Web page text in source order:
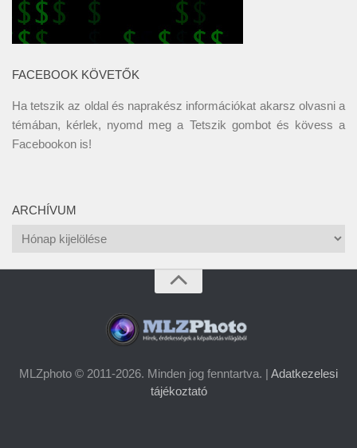
FACEBOOK KÖVETŐK
Ha tetszik az oldal és naprakész információkat akarsz olvasni a
témában, kérlek, nyomd meg a Tetszik gombot és kövess a
Facebookon is!
ARCHÍVUM
Archívum
MLZphoto © 2011-2026. Minden jog fenntartva. | Adatkezelesi
tájékoztató